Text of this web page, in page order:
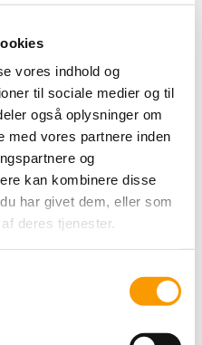
vores indhold og
til sociale medier og til
også oplysninger om
med vores partnere inden
og
kan kombinere disse
har givet dem, eller som
deres tjenester.